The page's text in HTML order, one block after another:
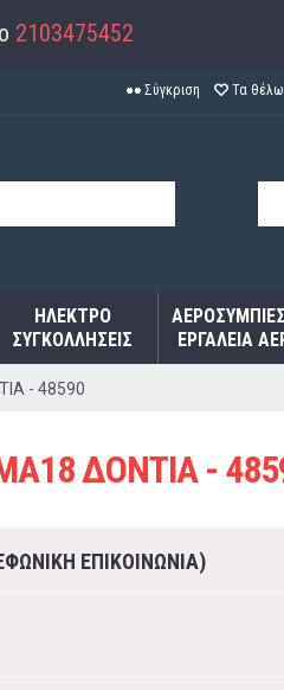
2103475452
Σύγκριση Τα θέλω
ΗΛΕΚΤΡΟ
ΣΥΓΚΟΛΛΉΣΕΙΣ
ΕΡΓΑΛΕΊΑ
- 48590
ΔΟΝΤΙΑ -
ΕΠΙΚΟΙΝΩΝΙΑ)